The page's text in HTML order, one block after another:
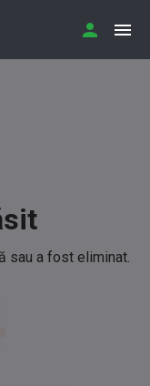
sau a fost eliminat.